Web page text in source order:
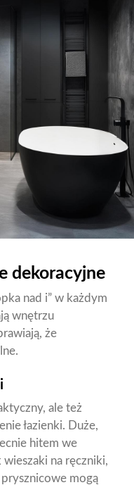
dekoracyjne
nad i” w każdym
wnętrzu
że
ale też
łazienki. Duże,
hitem we
na ręczniki,
mogą